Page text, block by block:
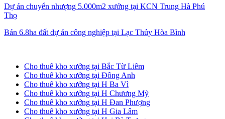
Dự án chuyển nhượng 5.000m2 xưởng tại KCN Trung Hà Phú
Thọ
Bán 6.8ha đất dự án công nghiệp tại Lạc Thủy Hòa Bình
Cho thuê kho xưởng tại Bắc Từ Liêm
Cho thuê kho xưởng tại Đông Anh
Cho thuê kho xưởng tại H Ba Vì
Cho thuê kho xưởng tại H Chương Mỹ
Cho thuê kho xưởng tại H Đan Phượng
Cho thuê kho xưởng tại H Gia Lâm